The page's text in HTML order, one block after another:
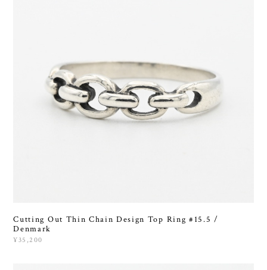
Cutting Out Thin Chain Design Top Ring #15.5 /
Denmark
¥35,200